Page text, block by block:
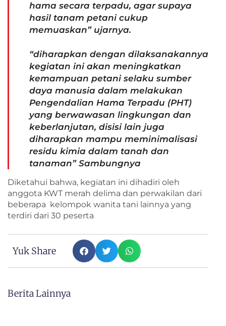
hama secara terpadu, agar supaya
hasil tanam petani cukup
memuaskan” ujarnya.
“diharapkan dengan dilaksanakannya
kegiatan ini akan meningkatkan
kemampuan petani selaku sumber
daya manusia dalam melakukan
Pengendalian Hama Terpadu (PHT)
yang berwawasan lingkungan dan
keberlanjutan, disisi lain juga
diharapkan mampu meminimalisasi
residu kimia dalam tanah dan
tanaman” Sambungnya
Diketahui bahwa, kegiatan ini dihadiri oleh
anggota KWT merah delima dan perwakilan dari
beberapa kelompok wanita tani lainnya yang
terdiri dari 30 peserta
Yuk Share
Berita Lainnya